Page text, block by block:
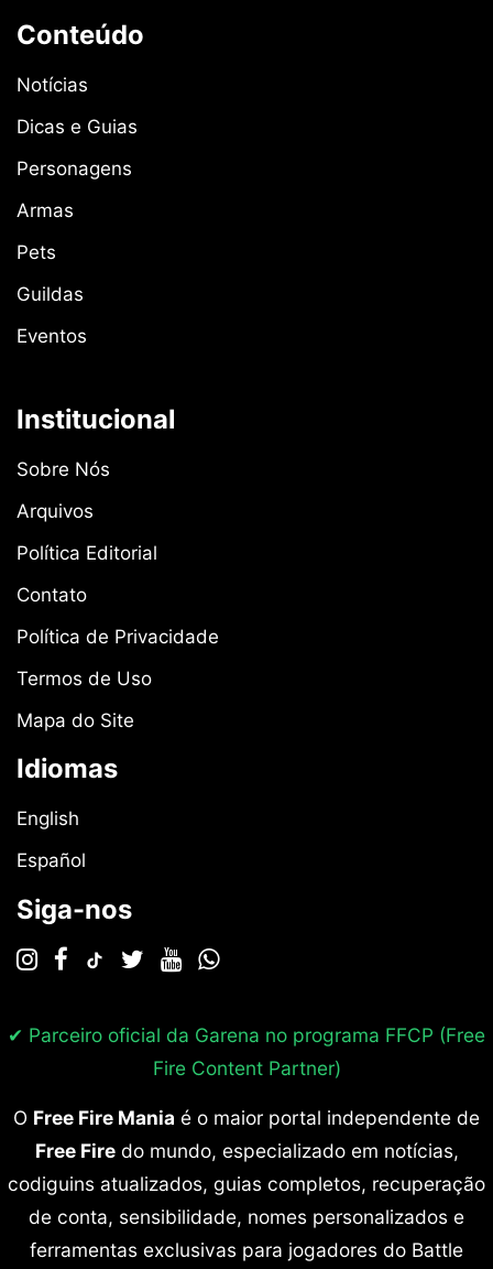
Conteúdo
Notícias
Dicas e Guias
Personagens
Armas
Pets
Guildas
Eventos
Institucional
Sobre Nós
Arquivos
Política Editorial
Contato
Política de Privacidade
Termos de Uso
Mapa do Site
Idiomas
English
Español
Siga-nos
✔ Parceiro oficial da Garena no programa FFCP (Free
Fire Content Partner)
O Free Fire Mania é o maior portal independente de
Free Firedo mundo, especializado em notícias,
codiguins atualizados, guias completos, recuperação
de conta, sensibilidade, nomes personalizados e
ferramentas exclusivas para jogadores do Battle